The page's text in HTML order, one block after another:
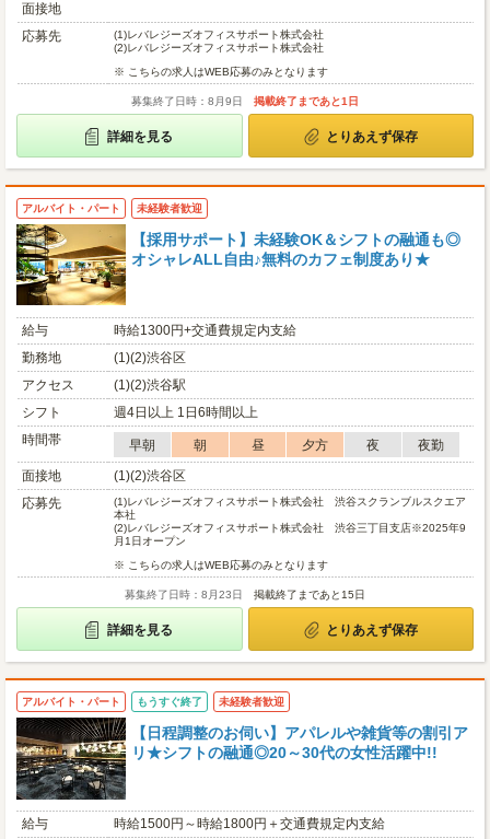
面接地
応募先
(1)レバレジーズオフィスサポート株式会社
(2)レバレジーズオフィスサポート株式会社
※ こちらの求人はWEB応募のみとなります
募集終了日時：8月9日 掲載終了まであと1日
詳細を見る とりあえず保存
アルバイト・パート 未経験者歓迎
【採用サポート】未経験OK＆シフトの融通も◎
オシャレALL自由♪無料のカフェ制度あり★
給与
時給1300円+交通費規定内支給
勤務地
(1)(2)渋谷区
アクセス
(1)(2)渋谷駅
シフト
週4日以上 1日6時間以上
時間帯
早朝 朝 昼 夕方 夜
夜勤
面接地
(1)(2)渋谷区
応募先
(1)レバレジーズオフィスサポート株式会社 渋谷スクランブルスクエア
本社
(2)レバレジーズオフィスサポート株式会社 渋谷三丁目支店※2025年9
月1日オープン
※ こちらの求人はWEB応募のみとなります
募集終了日時：8月23日 掲載終了まであと15日
詳細を見る とりあえず保存
アルバイト・パート もうすぐ終了 未経験者歓迎
【日程調整のお伺い】アパレルや雑貨等の割引ア
リ★シフトの融通◎20～30代の女性活躍中!!
給与
時給1500円～時給1800円＋交通費規定内支給